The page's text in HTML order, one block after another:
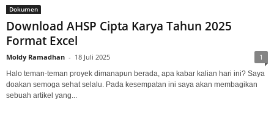
Dokumen
Download AHSP Cipta Karya Tahun 2025
Format Excel
Moldy Ramadhan - 18 Juli 2025 1
Halo teman-teman proyek dimanapun berada, apa kabar kalian hari ini? Saya
doakan semoga sehat selalu. Pada kesempatan ini saya akan membagikan
sebuah artikel yang...